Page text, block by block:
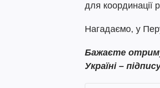
для координації
Нагадаємо, у
Бажаєте
Україні –